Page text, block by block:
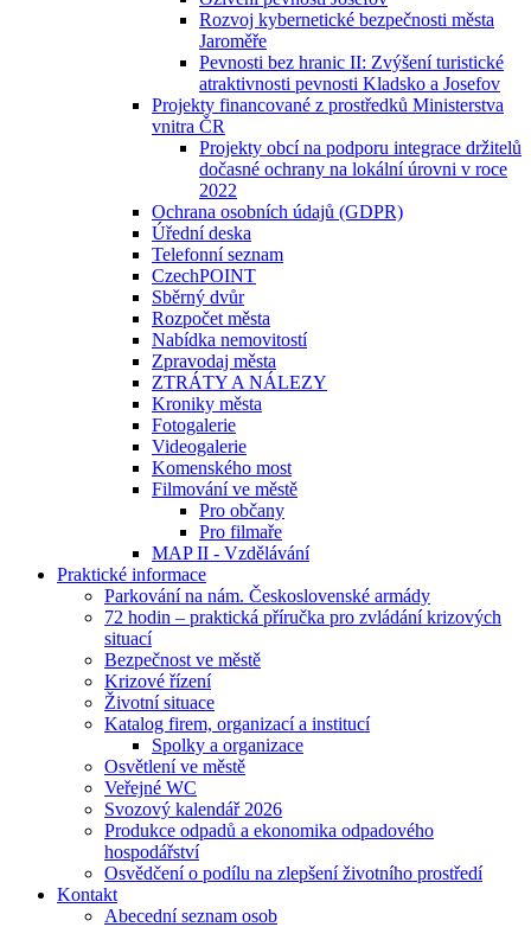
Rozvoj kybernetické bezpečnosti města
Jaroměře
Pevnosti bez hranic II: Zvýšení turistické
atraktivnosti pevnosti Kladsko a Josefov
Projekty financované z prostředků Ministerstva
vnitra ČR
Projekty obcí na podporu integrace držitelů
dočasné ochrany na lokální úrovni v roce
2022
Ochrana osobních údajů (GDPR)
Úřední deska
Telefonní seznam
CzechPOINT
Sběrný dvůr
Rozpočet města
Nabídka nemovitostí
Zpravodaj města
ZTRÁTY A NÁLEZY
Kroniky města
Fotogalerie
Videogalerie
Komenského most
Filmování ve městě
Pro občany
Pro filmaře
MAP II - Vzdělávání
Praktické informace
Parkování na nám. Československé armády
72 hodin – praktická příručka pro zvládání krizových
situací
Bezpečnost ve městě
Krizové řízení
Životní situace
Katalog firem, organizací a institucí
Spolky a organizace
Osvětlení ve městě
Veřejné WC
Svozový kalendář 2026
Produkce odpadů a ekonomika odpadového
hospodářství
Osvědčení o podílu na zlepšení životního prostředí
Kontakt
Abecední seznam osob